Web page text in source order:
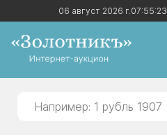
06 август 2026 г.07:55:24
06 август 2026 г.07:55:24